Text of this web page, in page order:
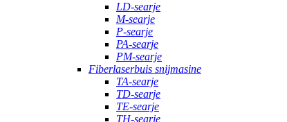
LD-searje
M-searje
P-searje
PA-searje
PM-searje
Fiberlaserbuis snijmasine
TA-searje
TD-searje
TE-searje
TH-searje